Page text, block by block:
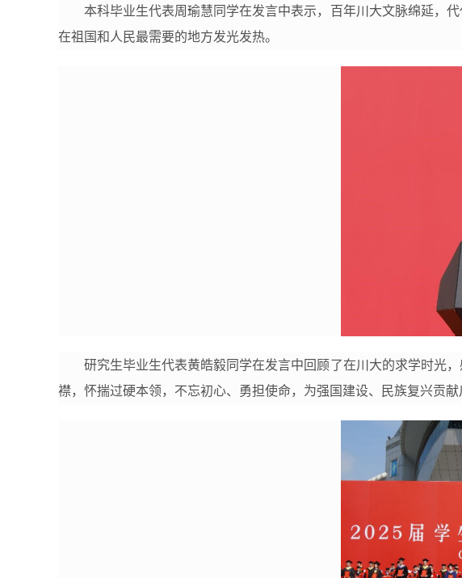
本科毕业生代表周瑜慧同学在发言中表示，百年川大文脉绵延，
在祖国和人民最需要的地方发光发热。
研究生毕业生代表黄皓毅同学在发言中回顾了在川大的求学时光
襟，怀揣过硬本领，不忘初心、勇担使命，为强国建设、民族复兴贡献